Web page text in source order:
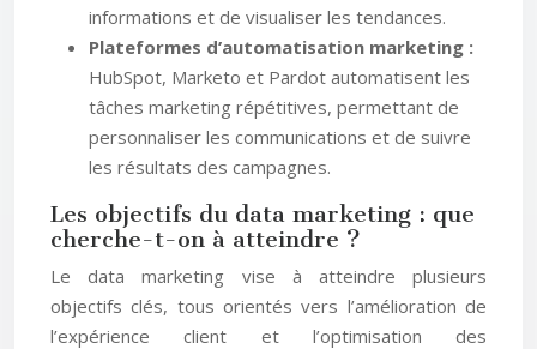
informations et de visualiser les tendances.
Plateformes d’automatisation marketing :
HubSpot, Marketo et Pardot automatisent les
tâches marketing répétitives, permettant de
personnaliser les communications et de suivre
les résultats des campagnes.
Les objectifs du data marketing : que
cherche-t-on à atteindre ?
Le data marketing vise à atteindre plusieurs
objectifs clés, tous orientés vers l’amélioration de
l’expérience client et l’optimisation des